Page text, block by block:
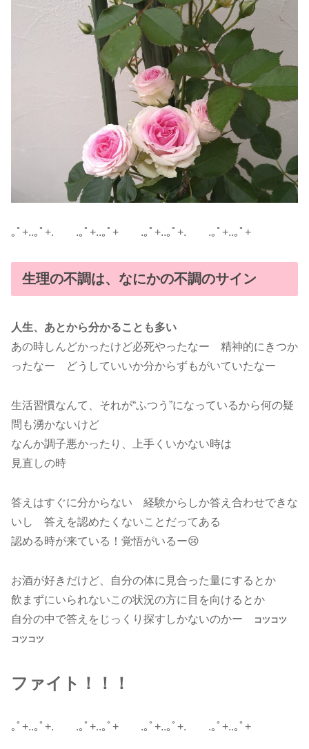
｡ﾟ+..｡ﾟ+. .｡ﾟ+..｡ﾟ+ .｡ﾟ+..｡ﾟ+. .｡ﾟ+..｡ﾟ+
生理の不調は、なにかの不調のサイン
人生、あとから分かることも多い
あの時しんどかったけど必死やったなー 精神的にきつか
ったなー どうしていいか分からずもがいていたなー
生活習慣なんて、それが“ふつう”になっているから何の疑
問も湧かないけど
なんか調子悪かったり、上手くいかない時は
見直しの時
答えはすぐに分からない 経験からしか答え合わせできな
いし 答えを認めたくないことだってある
認める時が来ている！覚悟がいるー😢
お酒が好きだけど、自分の体に見合った量にするとか
飲まずにいられないこの状況の方に目を向けるとか
自分の中で答えをじっくり探すしかないのかー
コツコツ
コツコツ
ファイト！！！
｡ﾟ+..｡ﾟ+. .｡ﾟ+..｡ﾟ+ .｡ﾟ+..｡ﾟ+. .｡ﾟ+..｡ﾟ+